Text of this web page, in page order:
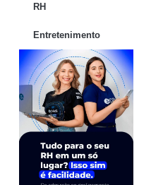
RH
Entretenimento